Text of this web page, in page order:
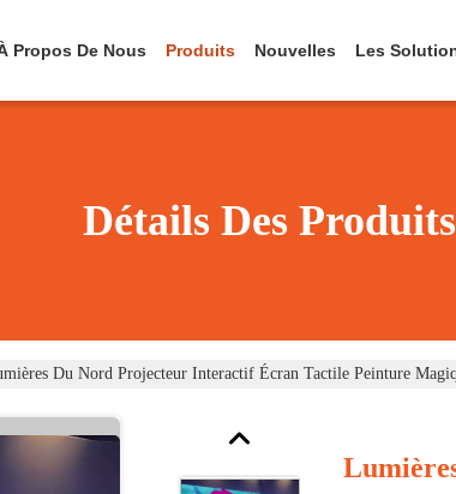
Propos De Nous Produits Nouvelles Les
Détails Des Produits
Du Nord Projecteur Interactif Écran Tactile Peinture